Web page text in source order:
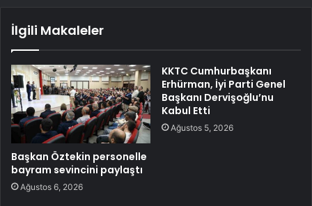
İlgili Makaleler
Başkan Öztekin personelle
bayram sevincini paylaştı
Ağustos 6, 2026
KKTC Cumhurbaşkanı
Erhürman, İyi Parti Genel
Başkanı Dervişoğlu’nu
Kabul Etti
Ağustos 5, 2026